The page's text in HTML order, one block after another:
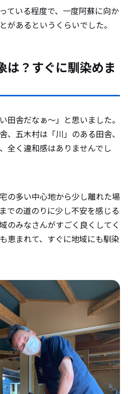
ている程度で、一度阿蘇に向か
があるというくらいでした。
は？すぐに馴染めま
田舎だなぁ～」と思いました。
、五木村は「川」のある田舎、
全く違和感はありませんでし
の多い中心地から少し離れた場
での道のりに少し不安を感じる
のみなさんがすごく良くしてく
恵まれて、すぐに地域にも馴染